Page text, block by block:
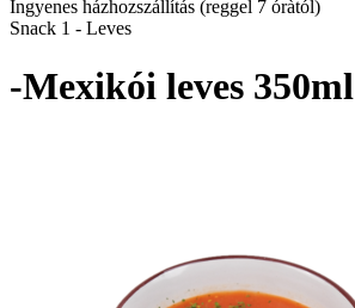
Ingyenes házhozszállítás (reggel 7 óràtól)
Snack 1 - Leves
-Mexikói leves 350ml